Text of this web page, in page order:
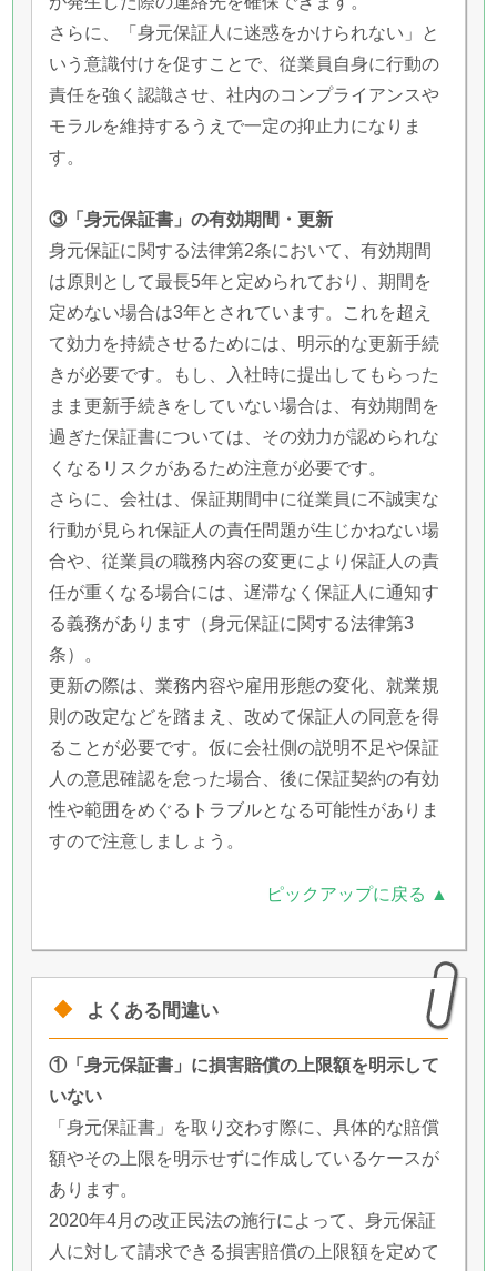
さらに、「身元保証人に迷惑をかけられない」と
いう意識付けを促すことで、従業員自身に行動の
責任を強く認識させ、社内のコンプライアンスや
モラルを維持するうえで一定の抑止力になりま
す。
③「身元保証書」の有効期間・更新
身元保証に関する法律第2条において、有効期間
は原則として最長5年と定められており、期間を
定めない場合は3年とされています。これを超え
て効力を持続させるためには、明示的な更新手続
きが必要です。もし、入社時に提出してもらった
まま更新手続きをしていない場合は、有効期間を
過ぎた保証書については、その効力が認められな
くなるリスクがあるため注意が必要です。
さらに、会社は、保証期間中に従業員に不誠実な
行動が見られ保証人の責任問題が生じかねない場
合や、従業員の職務内容の変更により保証人の責
任が重くなる場合には、遅滞なく保証人に通知す
る義務があります（身元保証に関する法律第3
条）。
更新の際は、業務内容や雇用形態の変化、就業規
則の改定などを踏まえ、改めて保証人の同意を得
ることが必要です。仮に会社側の説明不足や保証
人の意思確認を怠った場合、後に保証契約の有効
性や範囲をめぐるトラブルとなる可能性がありま
すので注意しましょう。
ピックアップに戻る ▲
よくある間違い
①「身元保証書」に損害賠償の上限額を明示して
いない
「身元保証書」を取り交わす際に、具体的な賠償
額やその上限を明示せずに作成しているケースが
あります。
2020年4月の改正民法の施行によって、身元保証
人に対して請求できる損害賠償の上限額を定めて